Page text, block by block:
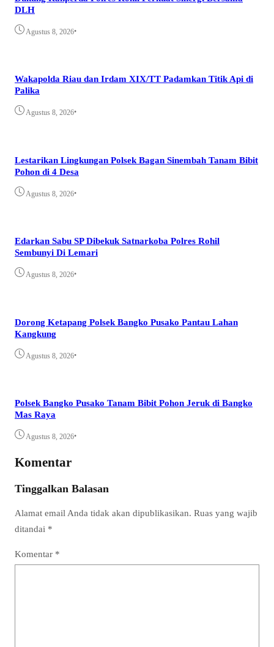
DLH
Agustus 8, 2026•
Wakapolda Riau dan Irdam XIX/TT Padamkan Titik Api di
Palika
Agustus 8, 2026•
Lestarikan Lingkungan Polsek Bagan Sinembah Tanam Bibit
Pohon di 4 Desa
Agustus 8, 2026•
Edarkan Sabu SP Dibekuk Satnarkoba Polres Rohil
Sembunyi Di Lemari
Agustus 8, 2026•
Dorong Ketapang Polsek Bangko Pusako Pantau Lahan
Kangkung
Agustus 8, 2026•
Polsek Bangko Pusako Tanam Bibit Pohon Jeruk di Bangko
Mas Raya
Agustus 8, 2026•
Komentar
Tinggalkan Balasan
Alamat email Anda tidak akan dipublikasikan. Ruas yang wajib
ditandai *
Komentar *